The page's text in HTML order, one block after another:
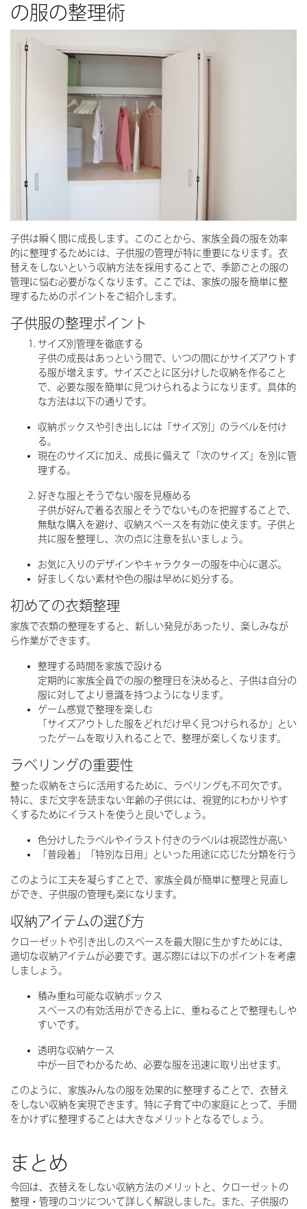
の服の整理術
子供は瞬く間に成長します。このことから、家族全員の服を効率
的に整理するためには、子供服の管理が特に重要になります。衣
替えをしないという収納方法を採用することで、季節ごとの服の
管理に悩む必要がなくなります。ここでは、家族の服を簡単に整
理するためのポイントをご紹介します。
子供服の整理ポイント
サイズ別管理を徹底する
子供の成長はあっという間で、いつの間にかサイズアウトす
る服が増えます。サイズごとに区分けした収納を作ること
で、必要な服を簡単に見つけられるようになります。具体的
な方法は以下の通りです。
収納ボックスや引き出しには「サイズ別」のラベルを付け
る。
現在のサイズに加え、成長に備えて「次のサイズ」を別に管
理する。
好きな服とそうでない服を見極める
子供が好んで着る衣服とそうでないものを把握することで、
無駄な購入を避け、収納スペースを有効に使えます。子供と
共に服を整理し、次の点に注意を払いましょう。
お気に入りのデザインやキャラクターの服を中心に選ぶ。
好ましくない素材や色の服は早めに処分する。
初めての衣類整理
家族で衣類の整理をすると、新しい発見があったり、楽しみなが
ら作業ができます。
整理する時間を家族で設ける
定期的に家族全員での服の整理日を決めると、子供は自分の
服に対してより意識を持つようになります。
ゲーム感覚で整理を楽しむ
「サイズアウトした服をどれだけ早く見つけられるか」とい
ったゲームを取り入れることで、整理が楽しくなります。
ラベリングの重要性
整った収納をさらに活用するために、ラベリングも不可欠です。
特に、まだ文字を読まない年齢の子供には、視覚的にわかりやす
くするためにイラストを使うと良いでしょう。
色分けしたラベルやイラスト付きのラベルは視認性が高い
「普段着」「特別な日用」といった用途に応じた分類を行う
このように工夫を凝らすことで、家族全員が簡単に整理と見直し
ができ、子供服の管理も楽になります。
収納アイテムの選び方
クローゼットや引き出しのスペースを最大限に生かすためには、
適切な収納アイテムが必要です。選ぶ際には以下のポイントを考慮
しましょう。
積み重ね可能な収納ボックス
スペースの有効活用ができる上に、重ねることで整理もしや
すいです。
透明な収納ケース
中が一目でわかるため、必要な服を迅速に取り出せます。
このように、家族みんなの服を効果的に整理することで、衣替え
をしない収納を実現できます。特に子育て中の家庭にとって、手間
をかけずに整理することは大きなメリットとなるでしょう。
まとめ
今回は、衣替えをしない収納方法のメリットと、クローゼットの
整理・管理のコツについて詳しく解説しました。また、子供服の